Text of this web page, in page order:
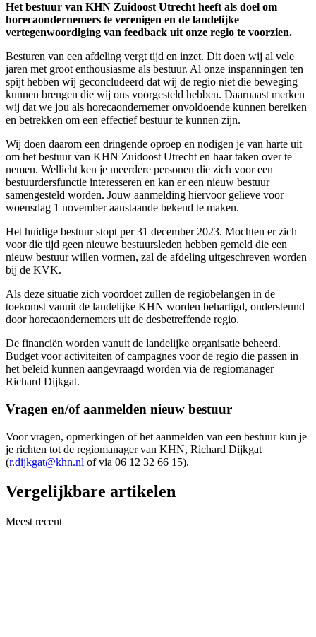
Het bestuur van KHN Zuidoost Utrecht heeft als doel om
horecaondernemers te verenigen en de landelijke
vertegenwoordiging van feedback uit onze regio te voorzien.
Besturen van een afdeling vergt tijd en inzet. Dit doen wij al vele
jaren met groot enthousiasme als bestuur. Al onze inspanningen ten
spijt hebben wij geconcludeerd dat wij de regio niet die beweging
kunnen brengen die wij ons voorgesteld hebben. Daarnaast merken
wij dat we jou als horecaondernemer onvoldoende kunnen bereiken
en betrekken om een effectief bestuur te kunnen zijn.
Wij doen daarom een dringende oproep en nodigen je van harte uit
om het bestuur van KHN Zuidoost Utrecht en haar taken over te
nemen. Wellicht ken je meerdere personen die zich voor een
bestuurdersfunctie interesseren en kan er een nieuw bestuur
samengesteld worden. Jouw aanmelding hiervoor gelieve voor
woensdag 1 november aanstaande bekend te maken.
Het huidige bestuur stopt per 31 december 2023. Mochten er zich
voor die tijd geen nieuwe bestuursleden hebben gemeld die een
nieuw bestuur willen vormen, zal de afdeling uitgeschreven worden
bij de KVK.
Als deze situatie zich voordoet zullen de regiobelangen in de
toekomst vanuit de landelijke KHN worden behartigd, ondersteund
door horecaondernemers uit de desbetreffende regio.
De financiën worden vanuit de landelijke organisatie beheerd.
Budget voor activiteiten of campagnes voor de regio die passen in
het beleid kunnen aangevraagd worden via de regiomanager
Richard Dijkgat.
Vragen en/of aanmelden nieuw bestuur
Voor vragen, opmerkingen of het aanmelden van een bestuur kun je
je richten tot de regiomanager van KHN, Richard Dijkgat
(r.dijkgat@khn.nl of via 06 12 32 66 15).
Vergelijkbare artikelen
Meest recent